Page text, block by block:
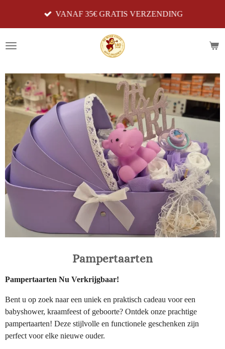
de
VANAF 35€ GRATIS VERZENDING
Pampertaarten
Pampertaarten Nu Verkrijgbaar!
Bent u op zoek naar een uniek en praktisch cadeau voor een
babyshower, kraamfeest of geboorte? Ontdek onze prachtige
pampertaarten! Deze stijlvolle en functionele geschenken zijn
perfect voor elke nieuwe ouder.